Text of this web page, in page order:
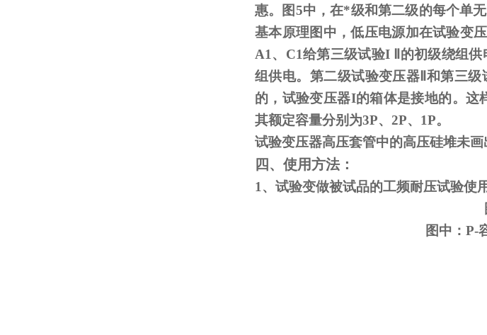
惠。图5中，在*级和第二级的每个单
基本原理图中，低压电源加在试验变
A1 、 C1给第三级试验I
Ⅱ的初级绕组
组供电。第二级试验变压器Ⅱ和第三
的，试验变压器I的箱体是接地的。这
其额定容量分别为3P、2P、1P。
试验变压器高压套管中的高压硅堆未画
四、使用方法：
1、试验变做被试品的工频耐压试验使
图中：P-